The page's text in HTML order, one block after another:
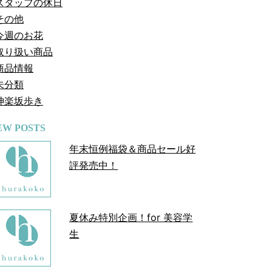
タッフの休日
の他
週のお花
り扱い商品
品情報
分類
楽坂歩き
POSTS
年末恒例福袋＆商品セール好
評発売中！
夏休み特別企画！for 美容学
生